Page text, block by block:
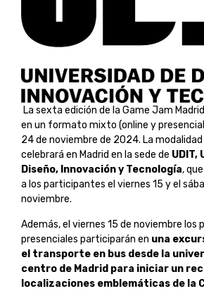
La sexta edición de la Game Jam
en un formato mixto (online y
24 de noviembre de 2024. La
celebrará en Madrid en la sede de UDIT,
Diseño, Innovación y Tecnología,
a los participantes el viernes 15 y el
noviembre.
Además, el viernes 15 de noviembre los
presenciales participarán en una
el transporte en bus desde la
centro de Madrid para iniciar un
localizaciones emblemáticas de la